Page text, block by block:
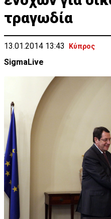
τραγωδία
13.01.2014 13:43 Κύπρος
SigmaLive